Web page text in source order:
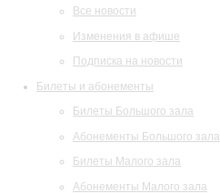
Все новости
Изменения в афише
Подписка на новости
Билеты и абонементы
Билеты Большого зала
Абонементы Большого зала
Билеты Малого зала
Абонементы Малого зала